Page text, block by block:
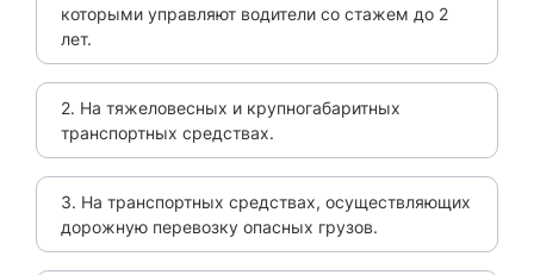
которыми управляют водители со стажем до 2
лет.
2. На тяжеловесных и крупногабаритных
транспортных средствах.
3. На транспортных средствах, осуществляющих
дорожную перевозку опасных грузов.